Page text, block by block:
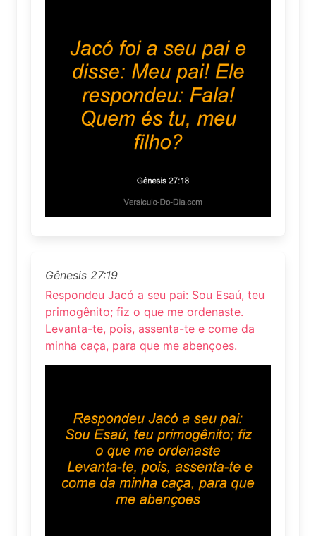
Gênesis 27:19
Respondeu Jacó a seu pai: Sou Esaú, teu
primogênito; fiz o que me ordenaste.
Levanta-te, pois, assenta-te e come da
minha caça, para que me abençoes.